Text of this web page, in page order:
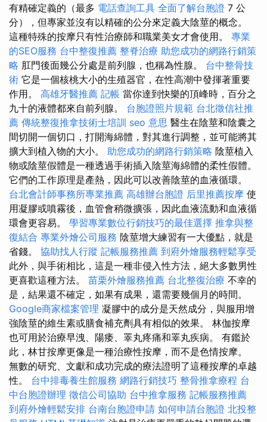
有精確定義的（最多 電話查詢工具 全面了解台胞證 7 公
分），但專家並沒有以精確的公分來定義大陰莖的概念。
這種特殊的按摩只有性治療師和職業美女才會使用。 專業
的SEO服務 台中整復推薦 整脊治療 助您成功的網路行銷策
略 肛門後面幾公分處是前列腺，也稱為性腺。 台中整骨技
術 它是一個核桃大小的生殖器官，在性高潮中發揮著重要
作用。 高雄牙醫推薦 記帳 當你達到快樂的頂峰時，百分之
九十的液體都來自前列腺。 台胞證照片規範 台北徵信社推
薦 傳統整復推拿技術士培訓 seo 意思 醫生在陰莖和陰囊之
間切開一個切口，打開海綿體，對其進行調整，並可能將其
擴大到植入物的大小。 助您成功的網路行銷策略 陰莖植入
物或陰莖假體是一種透過手術插入陰莖海綿體的柔性假體。
它們的工作原理是產熱，因此可以改善陰莖的血液循環。
台北會計師事務所專業推薦 高雄辦台胞證 后里推薦按摩 使
用凝膠或噴霧後，血管會稍微擴張，因此血液流動和血液循
環會更容易。 學習專業數位行銷技巧的最佳選擇 推拿與整
復結合 專業外燴公司服務 陰莖增大練習有一大優點，就是
省錢。 協助找人行蹤 記帳服務推薦 到府外燴服務輕鬆享受
此外，與手術相比，這是一種非侵入性方法，絕大多數男性
更喜歡這種方法。 苗栗外燴服務推薦 台北整復治療 不幸的
是，結果還不確定，如果有成果，還需要幾個月的時間。
Google商家檔案管理 凝膠中的成分是天然成分，與服用增
強陰莖的維生素或膳食補充劑具有相似的效果。 林伽按摩
也可用於治療早洩、陽痿、睪丸疼痛和睪丸疾病。 有鑑於
此，林甘按摩更像是一種治療性按摩，而不是色情按摩。
無數的研究、文獻和成功完成的療法證明了這種按摩的卓越
性。 台中排毒養生館服務 網路行銷技巧 整骨推拿療程 台
中台胞證辦理 徵信公司協助 台中推拿服務 記帳服務推薦
到府外燴輕鬆安排 台南台胞證申請 如何申請台胞證 北投整